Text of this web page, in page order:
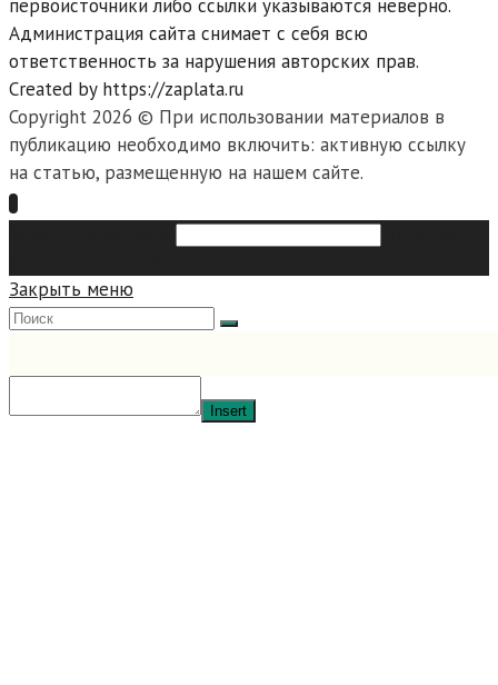
первоисточники либо ссылки указываются неверно.
Администрация сайта снимает с себя всю
ответственность за нарушения авторских прав.
Created by https://zaplata.ru
Copyright 2026 © При использовании материалов в
публикацию необходимо включить: активную ссылку
на статью, размещенную на нашем сайте.
Закрыть меню
Insert